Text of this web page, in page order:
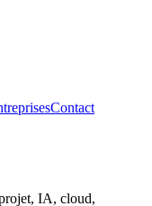
Contact
IA, cloud,